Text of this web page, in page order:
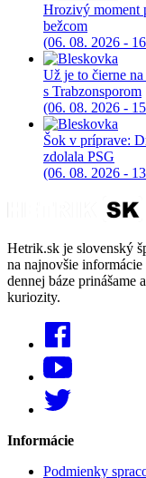
Hrozivý moment
bežcom
(06. 08. 2026 -
Už je to čierne
s Trabzonsporom
(06. 08. 2026 -
Šok v príprave:
zdolala PSG
(06. 08. 2026 -
Hetrik.sk je slovenský
na najnovšie
dennej báze prinášame
kuriozity.
Informácie
Podmienky